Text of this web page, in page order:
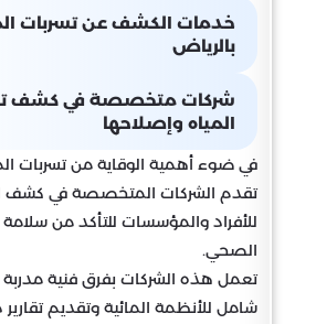
خدمات الكشف عن تسربات
بالرياض
شركات متخصصة في كشف
المياه وإصلاحها
في ضوء أهمية الوقاية من تسربات
تقدم الشركات المتخصصة في كشف
للأفراد والمؤسسات للتأكد من سلامة
الصحي.
تعمل هذه الشركات بفرق فنية
شامل للأنظمة المائية وتقديم